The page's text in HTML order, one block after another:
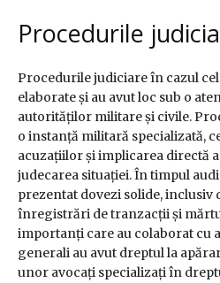
Procedurile
Procedurile judiciare în cazul
elaborate și au avut loc sub o
autorităților militare și civile.
o instanță militară specializată,
acuzațiilor și implicarea directă
judecarea situației. În timpul
prezentat dovezi solide,
înregistrări de tranzacții și
importanți care au colaborat cu
generali au avut dreptul la
unor avocați specializați în